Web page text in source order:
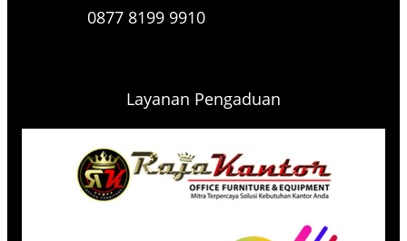
0877 8199 9910
Layanan Pengaduan